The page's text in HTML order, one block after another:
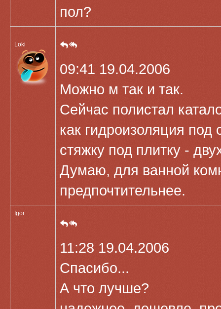
пол?
Loki
09:41 19.04.2006
Можно м так и так.
Сейчас полистал
как гидроизоляция под
стяжку под плитку -
Думаю, для ванной
предпочтительнее.
Igor
11:28 19.04.2006
Спасибо...
А что лучше?